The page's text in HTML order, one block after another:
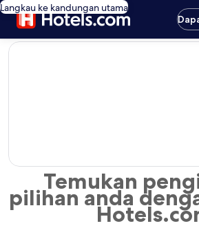
Langkau ke kandungan utama
editorial
Temukan
pilihan anda